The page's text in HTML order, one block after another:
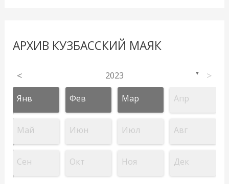
АРХИВ КУЗБАССКИЙ МАЯК
< 2023 ▼ >
Янв Фев Мар Апр
Май Июн Июл Авг
Сен Окт Ноя Дек